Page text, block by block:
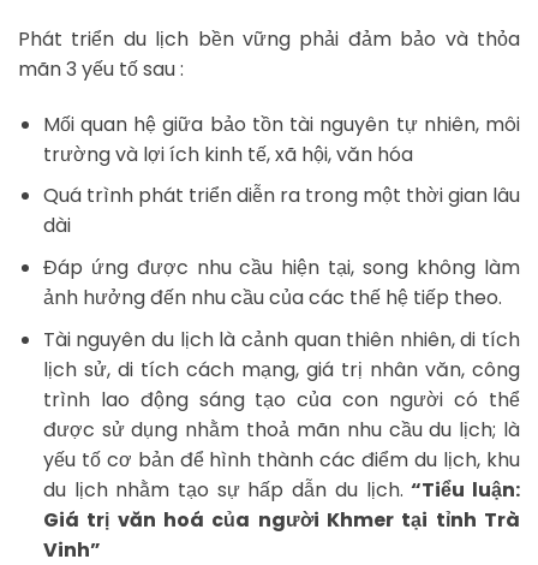
Phát triển du lịch bền vững phải đảm bảo và thỏa
mãn 3 yếu tố sau :
Mối quan hệ giữa bảo tồn tài nguyên tự nhiên, môi
trường và lợi ích kinh tế, xã hội, văn hóa
Quá trình phát triển diễn ra trong một thời gian lâu
dài
Đáp ứng được nhu cầu hiện tại, song không làm
ảnh hưởng đến nhu cầu của các thế hệ tiếp theo.
Tài nguyên du lịch là cảnh quan thiên nhiên, di tích
lịch sử, di tích cách mạng, giá trị nhân văn, công
trình lao động sáng tạo của con người có thể
được sử dụng nhằm thoả mãn nhu cầu du lịch; là
yếu tố cơ bản để hình thành các điểm du lịch, khu
du lịch nhằm tạo sự hấp dẫn du lịch.“Tiểu luận:
Giá trị văn hoá của người Khmer tại tỉnh Trà
Vinh”